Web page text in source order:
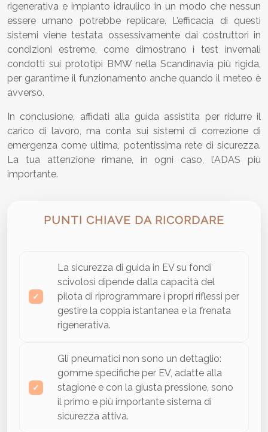
rigenerativa e impianto idraulico in un modo che nessun
essere umano potrebbe replicare. L’efficacia di questi
sistemi viene testata ossessivamente dai costruttori in
condizioni estreme, come dimostrano i test invernali
condotti sui prototipi BMW nella Scandinavia più rigida,
per garantirne il funzionamento anche quando il meteo è
avverso.
In conclusione, affidati alla guida assistita per ridurre il
carico di lavoro, ma conta sui sistemi di correzione di
emergenza come ultima, potentissima rete di sicurezza.
La tua attenzione rimane, in ogni caso, l’ADAS più
importante.
PUNTI CHIAVE DA RICORDARE
La sicurezza di guida in EV su fondi
scivolosi dipende dalla capacità del
pilota di riprogrammare i propri riflessi per
gestire la coppia istantanea e la frenata
rigenerativa.
Gli pneumatici non sono un dettaglio:
gomme specifiche per EV, adatte alla
stagione e con la giusta pressione, sono
il primo e più importante sistema di
sicurezza attiva.